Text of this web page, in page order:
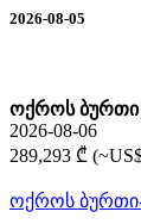
2026-08-05
ოქროს ბურთი
2026-08-06
289,293 ₾
ოქროს